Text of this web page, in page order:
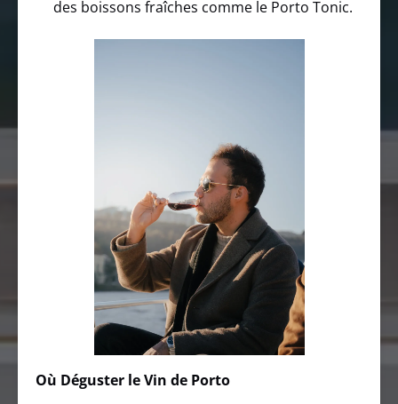
des boissons fraîches comme le Porto Tonic.
Où Déguster le Vin de Porto